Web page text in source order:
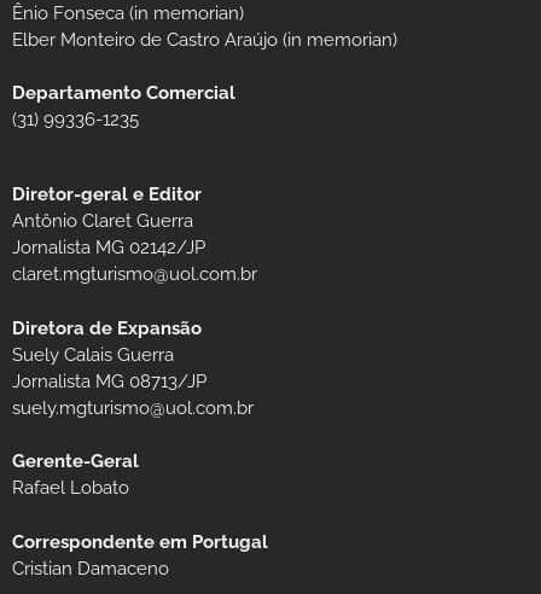
Ênio Fonseca (in memorian)
Elber Monteiro de Castro Araújo (in memorian)
Departamento Comercial
(31) 99336-1235
Diretor-geral e Editor
Antônio Claret Guerra
Jornalista MG 02142/JP
claret.mgturismo@uol.com.br
Diretora de Expansão
Suely Calais Guerra
Jornalista MG 08713/JP
suely.mgturismo@uol.com.br
Gerente-Geral
Rafael Lobato
Correspondente em Portugal
Cristian Damaceno